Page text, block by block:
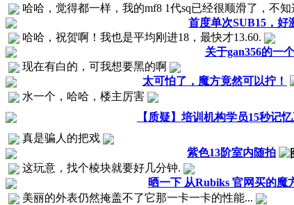
哈哈，觉得都一样，我的mf8 1代sq已经很顺滑了，不知
首度单次SUB15，
哈哈，祝贺啊！我也是平均刚进18，最快才13.60.
关于gan356的一
现在有白的，可我想要黑的啊
太可怕了，魔方竟然可以拧！
水一个，哈哈，楼主厉害
【质疑】培训机构学员15秒记
真是骗人的把戏
紫色13阶室内随拍
这玩意，找个棱块就要好几分钟.
晒一下 从Rubiks 官网买的魔
美丽的外表仍然掩盖不了它那一卡一卡的性能...